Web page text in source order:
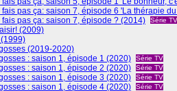
fais pas ça: saison 7, épisode 6 'La thérapie
fais pas ça: saison 7, épisode ? (2014)
Série TV
(2009)
(2019-2020)
: saison 1, épisode 1 (2020)
Série TV
: saison 1, épisode 2 (2020) Série TV
: saison 1, épisode 3 (2020) Série TV
: saison 1, épisode 4 (2020) Série TV